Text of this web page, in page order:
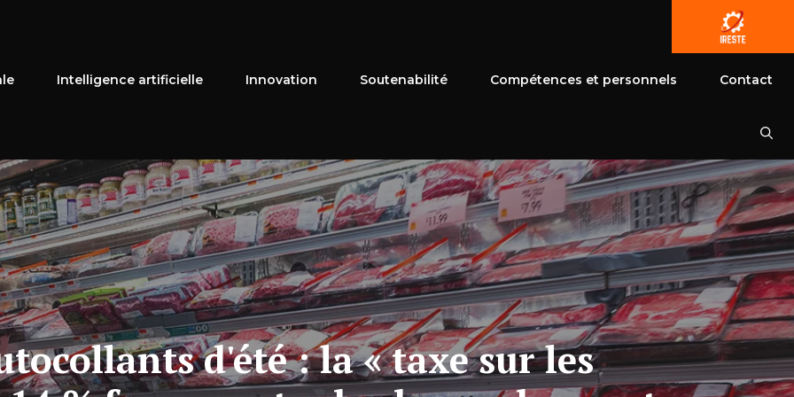
Intelligence artificielle Innovation Soutenabilité Compétences et personnels Contact
d'été : la « taxe sur les